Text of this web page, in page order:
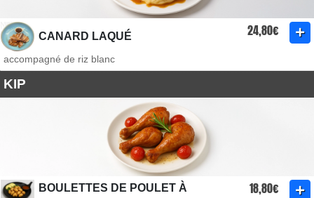
CANARD LAQUÉ 24,80€
accompagné de riz blanc
KIP
BOULETTES DE POULET À
18,80€